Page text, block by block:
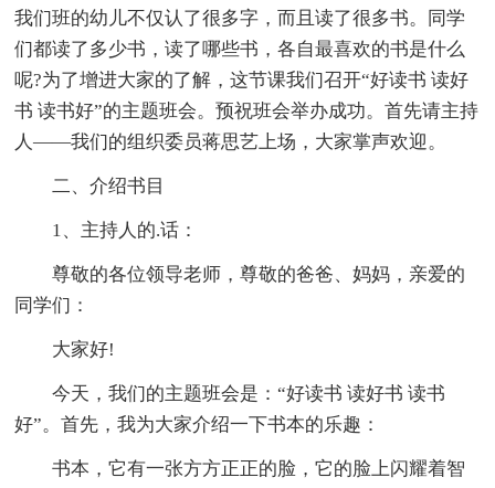
我们班的幼儿不仅认了很多字，而且读了很多书。同学
们都读了多少书，读了哪些书，各自最喜欢的书是什么
呢?为了增进大家的了解，这节课我们召开“好读书 读好
书 读书好”的主题班会。预祝班会举办成功。首先请主持
人――我们的组织委员蒋思艺上场，大家掌声欢迎。
二、介绍书目
1、主持人的.话：
尊敬的各位领导老师，尊敬的爸爸、妈妈，亲爱的
同学们：
大家好!
今天，我们的主题班会是：“好读书 读好书 读书
好”。首先，我为大家介绍一下书本的乐趣：
书本，它有一张方方正正的脸，它的脸上闪耀着智